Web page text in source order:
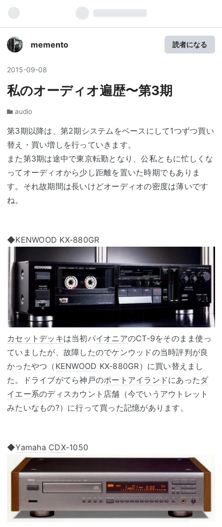
memento 読者になる
2015-09-08
私のオーディオ遍歴〜第3期
audio
第3期以降は、第2期システムをベースにして1つずつ買い
替え・買い増しを行っていきます。
また第3期は途中で東京転勤となり、公私ともに忙しくな
ってオーディオから少し距離を置いた時期でもありま
す。それ故期間は長いけどオーディオの密度は薄いです
ね。
◆KENWOOD KX-880GR
カセットデッキは当初パイオニアのCT-9をそのまま使っ
ていましたが、故障したのでケンウッドの当時評判が良
かったやつ（ KENWOOD KX-880GR）に買い替えまし
た。ドライブがてら神戸のポートアイランドにあった ダ
イエー系のディスカウント店舗（今でいうアウトレット
みたいなもの?）に行って買った記憶があります。
◆Yamaha CDX-1050